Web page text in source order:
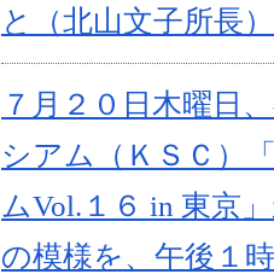
と（北山文子所長
７月２０日木曜日
シアム（ＫＳＣ）
ムVol.１６ in 東京
の模様を、午後１